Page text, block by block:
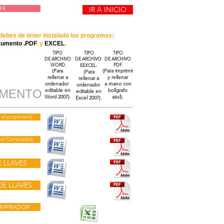
IR A INICIO
de tener instalado los programas:
.PDF. y EXCEL.
TIPO
DE ARCHIVO
WORD.
(Para
rellenar a
ordenador
editable en
Word 2007).
TIPO
DE ARCHIVO
EEXCEL .
(Para
rellenar a
ordenador
editable en
Excel 2007).
TIPO
DE ARCHIVO
PDF.
(Para imprimir
y rellenar
a mano con
bolígrafo
azul).
el propietario)
Comprador)
LLAVES